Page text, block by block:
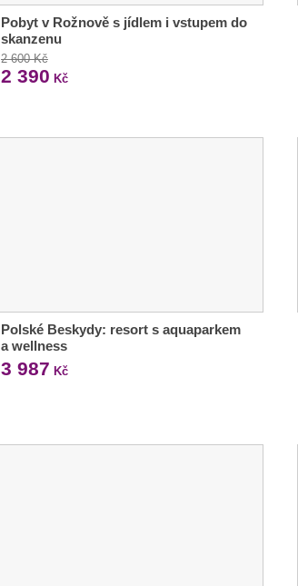
Pobyt v Rožnově s jídlem i vstupem do
skanzenu
2 600 Kč
2 390 Kč
Polské Beskydy: resort s aquaparkem
a wellness
3 987 Kč